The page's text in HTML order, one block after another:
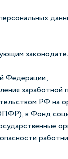
Федерации;
заработной
РФ
в Фонд